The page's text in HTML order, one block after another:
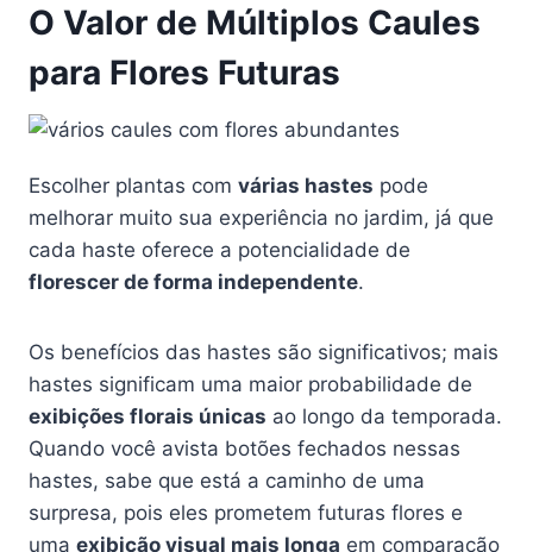
O Valor de Múltiplos Caules
para Flores Futuras
Escolher plantas com várias hastes pode
melhorar muito sua experiência no jardim, já que
cada haste oferece a potencialidade de
florescer de forma independente.
Os benefícios das hastes são significativos; mais
hastes significam uma maior probabilidade de
exibições florais únicas ao longo da temporada.
Quando você avista botões fechados nessas
hastes, sabe que está a caminho de uma
surpresa, pois eles prometem futuras flores e
uma exibição visual mais longa em comparação